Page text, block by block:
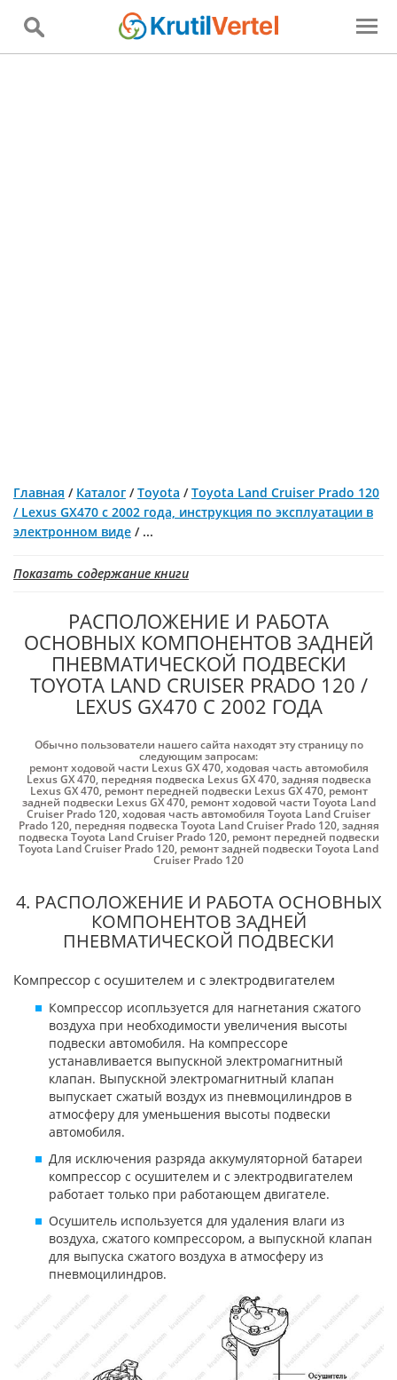
Главная / Каталог /Toyota /Toyota Land Cruiser Prado 120
/ Lexus GX470 с 2002 года, инструкция по эксплуатации в
электронном виде / ...
Показать содержание книги
РАСПОЛОЖЕНИЕ И РАБОТА
ОСНОВНЫХ КОМПОНЕНТОВ ЗАДНЕЙ
ПНЕВМАТИЧЕСКОЙ ПОДВЕСКИ
TOYOTA LAND CRUISER PRADO 120 /
LEXUS GX470 С 2002 ГОДА
Обычно пользователи нашего сайта находят эту страницу по
следующим запросам:
ремонт ходовой части Lexus GX 470,ходовая часть автомобиля
Lexus GX 470, передняя подвеска Lexus GX 470,задняя подвеска
Lexus GX 470, ремонт передней подвески Lexus GX 470, ремонт
задней подвески Lexus GX 470, ремонт ходовой части Toyota Land
Cruiser Prado 120,ходовая часть автомобиля Toyota Land Cruiser
Prado 120, передняя подвеска Toyota Land Cruiser Prado 120,задняя
подвеска Toyota Land Cruiser Prado 120, ремонт передней подвески
Toyota Land Cruiser Prado 120, ремонт задней подвески Toyota Land
Cruiser Prado 120
4. РАСПОЛОЖЕНИЕ И РАБОТА ОСНОВНЫХ
КОМПОНЕНТОВ ЗАДНЕЙ
ПНЕВМАТИЧЕСКОЙ ПОДВЕСКИ
Компрессор с осушителем и с электродвигателем
Компрессор исопльзуется для нагнетания сжатого
воздуха при необходимости увеличения высоты
подвески автомобиля. На компрессоре
устанавливается выпускной электромагнитный
клапан. Выпускной электромагнитный клапан
выпускает сжатый воздух из пневмоцилиндров в
атмосферу для уменьшения высоты подвески
автомобиля.
Для исключения разряда аккумуляторной батареи
компрессор с осушителем и с электродвигателем
работает только при работающем двигателе.
Осушитель используется для удаления влаги из
воздуха, сжатого компрессором, а выпускной клапан
для выпуска сжатого воздуха в атмосферу из
пневмоцилиндров.